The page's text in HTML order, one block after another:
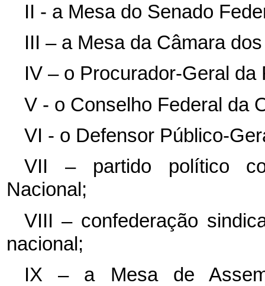
II - a Mesa do Senado
III – a Mesa da Câmara
IV – o Procurador-Geral da
V - o Conselho Federal da
VI - o Defensor Público-
VII – partido político
Nacional;
VIII – confederação
nacional;
IX – a Mesa de